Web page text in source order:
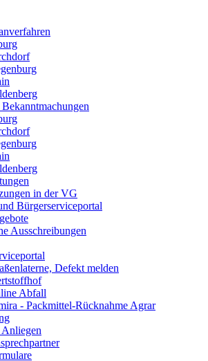
in der VG
Bürgerserviceportal
Ausschreibungen
Defekt melden
Abfall
- Packmittel-Rücknahme Agrar